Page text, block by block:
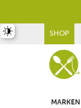
SHOP
MARKEN
umschalten